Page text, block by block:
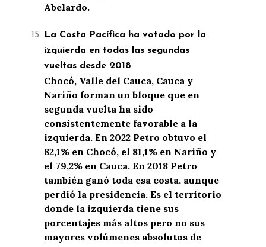
Abelardo.
La Costa Pacífica ha votado por la
izquierda en todas las segundas
vueltas desde 2018
Chocó, Valle del Cauca, Cauca y
Nariño forman un bloque que en
segunda vuelta ha sido
consistentemente favorable a la
izquierda. En 2022 Petro obtuvo el
82,1% en Chocó, el 81,1% en Nariño y
el 79,2% en Cauca. En 2018 Petro
también ganó toda esa costa, aunque
perdió la presidencia. Es el territorio
donde la izquierda tiene sus
porcentajes más altos pero no sus
mayores volúmenes absolutos de